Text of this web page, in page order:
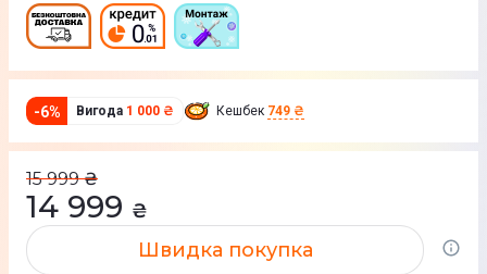
-6% Вигода 1 000 ₴ Кешбек 749 ₴
15 999 ₴
14 999 ₴
Швидка покупка